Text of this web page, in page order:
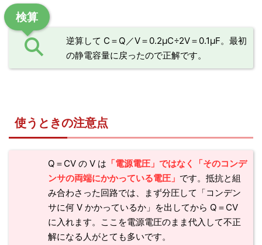
検算
逆算して C＝Q／V＝0.2μC÷2V＝0.1μF。最初
の静電容量に戻ったので正解です。
使うときの注意点
Q＝CV の V は 「電源電圧」ではなく「そのコンデ
ンサの両端にかかっている電圧」 です。抵抗と組
み合わさった回路では、まず分圧して「コンデン
サに何 V かかっているか」を出してから Q＝CV
に入れます。ここを電源電圧のまま代入して不正
解になる人がとても多いです。